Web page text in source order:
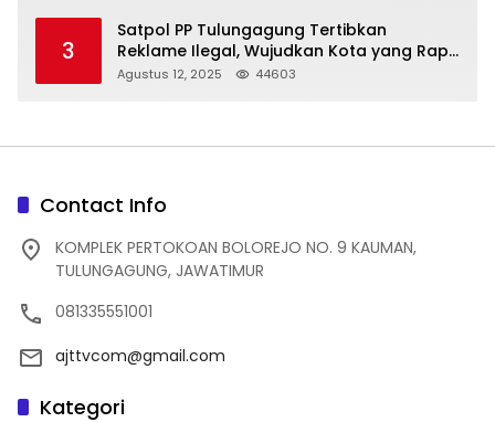
3
Satpol PP Tulungagung Tertibkan
Reklame Ilegal, Wujudkan Kota yang Rapi
dan Indah
Agustus 12, 2025 44603
Contact Info
KOMPLEK PERTOKOAN BOLOREJO NO. 9 KAUMAN,
TULUNGAGUNG, JAWATIMUR
081335551001
ajttvcom@gmail.com
Kategori